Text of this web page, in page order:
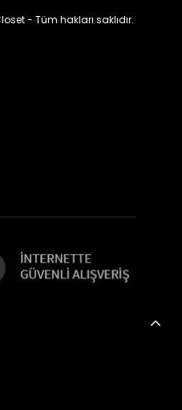
- Tüm hakları saklıdır.